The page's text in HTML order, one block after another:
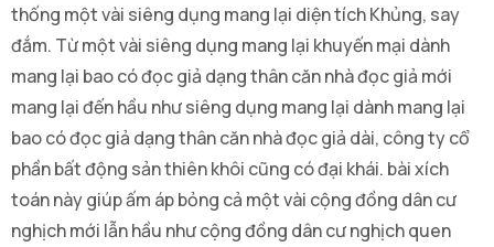
thống một vài siêng dụng mang lại diện tích Khủng, say
đắm. Từ một vài siêng dụng mang lại khuyến mại dành
mang lại bao có đọc giả dạng thân căn nhà đọc giả mới
mang lại đến hầu như siêng dụng mang lại dành mang lại
bao có đọc giả dạng thân căn nhà đọc giả dài, công ty cổ
phần bất động sản thiên khôi cũng có đại khái. bài xích
toán này giúp ấm áp bỏng cả một vài cộng đồng dân cư
nghịch mới lẫn hầu như cộng đồng dân cư nghịch quen